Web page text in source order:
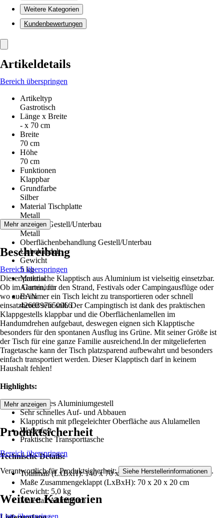
Weitere Kategorien
Kundenbewertungen
Artikeldetails
Bereich überspringen
Artikeltyp
Gastrotisch
Länge x Breite
- x 70 cm
Breite
70 cm
Höhe
70 cm
Funktionen
Klappbar
Grundfarbe
Silber
Material Tischplatte
Metall
Material Gestell/Unterbau
Metall
Oberflächenbehandlung Gestell/Unterbau
Unbehandelt
Gewicht
5 kg
Material
Aluminium
EAN
4260397650066
Mehr anzeigen
Beschreibung
Bereich überspringen
Dieser praktische Klapptisch aus Aluminium ist vielseitig einsetzbar.
Ob im Garten, für den Strand, Festivals oder Campingausflüge oder
wo auch immer ein Tisch leicht zu transportieren oder schnell
einsatzbereit sein soll. Der Campingtisch ist dank des praktischen
Klappgestells klappbar und die Oberflächenlamellen im
Handumdrehen aufgebaut, deswegen eignen sich Klapptische
besonders für den spontanen Ausflug ins Grüne. Mit seiner Größe ist
der Tisch für eine ganze Familie ausreichend.In der mitgelieferten
Tragetasche kann der Tisch platzsparend aufbewahrt und besonders
einfach transportiert werden. Dieser Klapptisch darf in keinem
Haushalt fehlen!
Highlights:
Klappbares Aluminiumgestell
Sehr schnelles Auf- und Abbauen
Klapptisch mit pflegeleichter Oberfläche aus Alulamellen
Wetterfest
Praktische Transporttasche
Technische Details:
Totalmaß (LxBxH): 140 x 70 x 70 cm
Maße Zusammengeklappt (LxBxH): 70 x 20 x 20 cm
Gewicht: 5,0 kg
Material: Aluminium
Mehr anzeigen
Produktsicherheit
Bereich überspringen
Verantwortlich für Produktsicherheit: Siehe Herstellerinformationen .
Weitere Kategorien
Liste überspringen